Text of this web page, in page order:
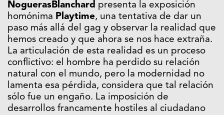
NoguerasBlanchard presenta la exposición
homónima Playtime, una tentativa de dar un
paso más allá del gag y observar la realidad que
hemos creado y que ahora se nos hace extraña.
La articulación de esta realidad es un proceso
conflictivo: el hombre ha perdido su relación
natural con el mundo, pero la modernidad no
lamenta esa pérdida, considera que tal relación
sólo fue un engaño. La imposición de
desarrollos francamente hostiles al ciudadano